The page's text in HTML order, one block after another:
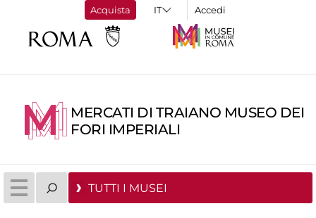
Acquista Accedi
MERCATI DI TRAIANO MUSEO DEI
FORI IMPERIALI
TUTTI I MUSEI